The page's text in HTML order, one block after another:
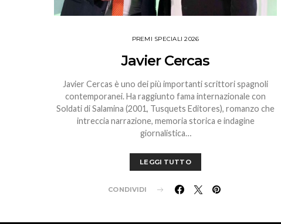
PREMI SPECIALI 2026
Javier Cercas
Javier Cercas è uno dei più importanti scrittori spagnoli
contemporanei. Ha raggiunto fama internazionale con
Soldati di Salamina (2001, Tusquets Editores), romanzo che
intreccia narrazione, memoria storica e indagine
giornalistica…
LEGGI TUTTO
CONDIVIDI